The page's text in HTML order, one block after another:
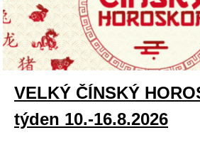
VELKÝ ČÍNSKÝ
týden 10.-16.8.2026